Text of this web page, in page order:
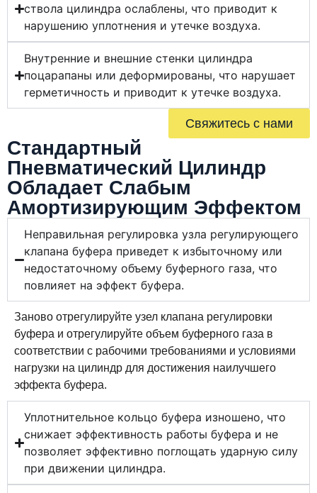
ствола цилиндра ослаблены, что приводит к
нарушению уплотнения и утечке воздуха.
Внутренние и внешние стенки цилиндра
поцарапаны или деформированы, что нарушает
герметичность и приводит к утечке воздуха.
Свяжитесь с нами
Стандартный
Пневматический Цилиндр
Обладает Слабым
Амортизирующим Эффектом
Неправильная регулировка узла регулирующего
клапана буфера приведет к избыточному или
недостаточному объему буферного газа, что
повлияет на эффект буфера.
Заново отрегулируйте узел клапана регулировки
буфера и отрегулируйте объем буферного газа в
соответствии с рабочими требованиями и условиями
нагрузки на цилиндр для достижения наилучшего
эффекта буфера.
Уплотнительное кольцо буфера изношено, что
снижает эффективность работы буфера и не
позволяет эффективно поглощать ударную силу
при движении цилиндра.